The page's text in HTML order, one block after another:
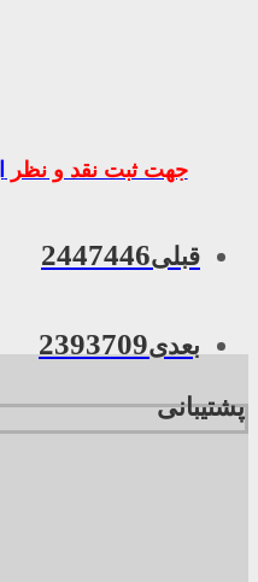
جهت ثبت نقد و نظر
قبلی2447446
بعدی2393709
پشتیبانی